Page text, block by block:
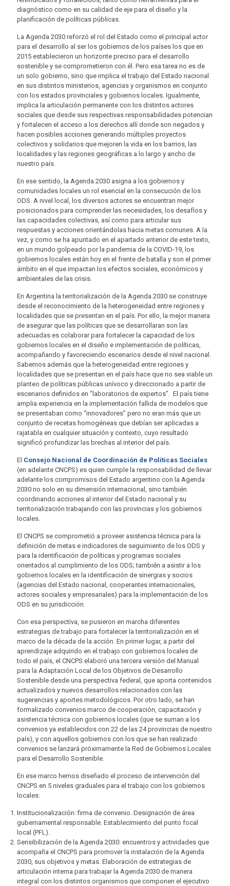
diagnóstico como en su calidad de eje para el diseño y la
planificación de políticas públicas.
La Agenda 2030 reforzó el rol del Estado como el principal actor
para el desarrollo al ser los gobiernos de los países los que en
2015 establecieron un horizonte preciso para el desarrollo
sostenible y se comprometieron con él. Pero esa tarea no es de
un solo gobierno, sino que implica el trabajo del Estado nacional
en sus distintos ministerios, agencias y organismos en conjunto
con los estados provinciales y gobiernos locales. Igualmente,
implica la articulación permanente con los distintos actores
sociales que desde sus respectivas responsabilidades potencian
y fortalecen el acceso a los derechos allí donde son negados y
hacen posibles acciones generando múltiples proyectos
colectivos y solidarios que mejoren la vida en los barrios, las
localidades y las regiones geográficas a lo largo y ancho de
nuestro país.
En ese sentido, la Agenda 2030 asigna a los gobiernos y
comunidades locales un rol esencial en la consecución de los
ODS. A nivel local, los diversos actores se encuentran mejor
posicionados para comprender las necesidades, los desafíos y
las capacidades colectivas, así como para articular sus
respuestas y acciones orientándolas hacia metas comunes. A la
vez, y como se ha apuntado en el apartado anterior de este texto,
en un mundo golpeado por la pandemia de la COVID-19, los
gobiernos locales están hoy en el frente de batalla y son el primer
ámbito en el que impactan los efectos sociales, económicos y
ambientales de las crisis.
En Argentina la territorialización de la Agenda 2030 se construye
desde el reconocimiento de la heterogeneidad entre regiones y
localidades que se presentan en el país. Por ello, la mejor manera
de asegurar que las políticas que se desarrollaran son las
adecuadas es colaborar para fortalecer la capacidad de los
gobiernos locales en el diseño e implementación de políticas,
acompañando y favoreciendo escenarios desde el nivel nacional.
Sabemos además que la heterogeneidad entre regiones y
localidades que se presentan en el país hace que no sea viable un
planteo de políticas públicas unívoco y direccionado a partir de
escenarios definidos en “laboratorios de expertos”. El país tiene
amplia experiencia en la implementación fallida de modelos que
se presentaban como “innovadores” pero no eran más que un
conjunto de recetas homogéneas que debían ser aplicadas a
rajatabla en cualquier situación y contexto, cuyo resultado
significó profundizar las brechas al interior del país.
El Consejo Nacional de Coordinación de Políticas Sociales
(en adelante CNCPS) es quien cumple la responsabilidad de llevar
adelante los compromisos del Estado argentino con la Agenda
2030 no solo en su dimensión internacional, sino también
coordinando acciones al interior del Estado nacional y su
territorialización trabajando con las provincias y los gobiernos
locales.
El CNCPS se comprometió a proveer asistencia técnica para la
definición de metas e indicadores de seguimiento de los ODS y
para la identificación de políticas y programas sociales
orientados al cumplimiento de los ODS; también a asistir a los
gobiernos locales en la identificación de sinergias y socios
(agencias del Estado nacional, cooperantes internacionales,
actores sociales y empresariales) para la implementación de los
ODS en su jurisdicción.
Con esa perspectiva, se pusieron en marcha diferentes
estrategias de trabajo para fortalecer la territorialización en el
marco de la década de la acción. En primer lugar, a partir del
aprendizaje adquirido en el trabajo con gobiernos locales de
todo el país, el CNCPS elaboró una tercera versión del Manual
para la Adaptación Local de los Objetivos de Desarrollo
Sostenible desde una perspectiva federal, que aporta contenidos
actualizados y nuevos desarrollos relacionados con las
sugerencias y aportes metodológicos. Por otro lado, se han
formalizado convenios marco de cooperación, capacitación y
asistencia técnica con gobiernos locales (que se suman a los
convenios ya establecidos con 22 de las 24 provincias de nuestro
país), y con aquellos gobiernos con los que se han realizado
convenios se lanzará próximamente la Red de Gobiernos Locales
para el Desarrollo Sostenible.
En ese marco hemos diseñado el proceso de intervención del
CNCPS en 5 niveles graduales para el trabajo con los gobiernos
locales:
Institucionalización: firma de convenio. Designación de área
gubernamental responsable. Establecimiento del punto focal
local (PFL).
Sensibilización de la Agenda 2030: encuentros y actividades que
acompaña el CNCPS para promover la instalación de la Agenda
2030, sus objetivos y metas. Elaboración de estrategias de
articulación interna para trabajar la Agenda 2030 de manera
integral con los distintos organismos que componen el ejecutivo